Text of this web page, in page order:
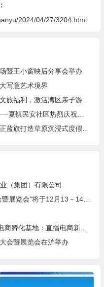
2024/04/27/3204.html
暨王小窗映后分享会举办
写意艺术境界
旅福利，激活湾区亲子游
军民同心庆八一 文艺汇演颂军魂——夏镇民安社区热烈庆祝建军99周年
（集团）有限公司
会”将于12月13－14日在沪举行
直播电商新引擎，预计年产值达5亿
会暨展览会在沪举办